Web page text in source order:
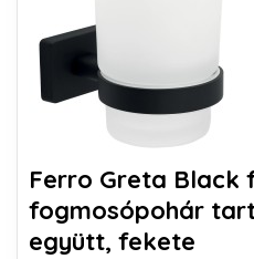
Ferro Greta Black
fogmosópohár
együtt, fekete